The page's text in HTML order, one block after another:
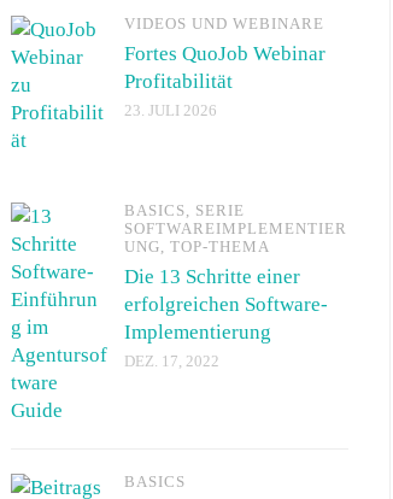
VIDEOS UND WEBINARE
Fortes QuoJob Webinar
Profitabilität
23. JULI 2026
BASICS
SERIE
SOFTWAREIMPLEMENTIER
UNG
TOP-THEMA
Die 13 Schritte einer
erfolgreichen Software-
Implementierung
DEZ. 17, 2022
BASICS